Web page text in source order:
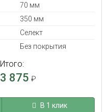
70 мм
350 мм
Селект
Без покрытия
Итого:
3 875 ₽
В 1 клик